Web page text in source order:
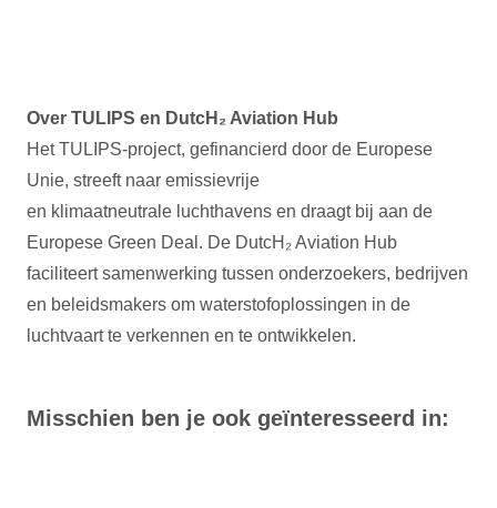
Over TULIPS en DutcH₂ Aviation Hub
Het TULIPS-project, gefinancierd door de Europese
Unie, streeft naar emissievrije
en klimaatneutrale luchthavens en draagt bij aan de
Europese Green Deal. De DutcH₂ Aviation Hub
faciliteert samenwerking tussen onderzoekers, bedrijven
en beleidsmakers om waterstofoplossingen in de
luchtvaart te verkennen en te ontwikkelen.
Misschien ben je ook geïnteresseerd in: